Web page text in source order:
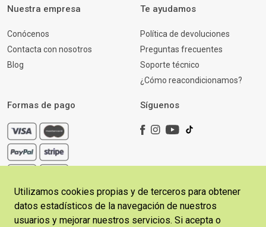
Nuestra empresa
Conócenos
Contacta con nosotros
Blog
Te ayudamos
Política de devoluciones
Preguntas frecuentes
Soporte técnico
¿Cómo reacondicionamos?
Formas de pago Síguenos
Utilizamos cookies propias y de terceros para obtener
datos estadísticos de la navegación de nuestros
usuarios y mejorar nuestros servicios. Si acepta o